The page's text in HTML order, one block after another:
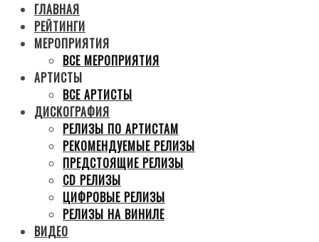
ГЛАВНАЯ
РЕЙТИНГИ
МЕРОПРИЯТИЯ
ВСЕ МЕРОПРИЯТИЯ
АРТИСТЫ
ВСЕ АРТИСТЫ
ДИСКОГРАФИЯ
РЕЛИЗЫ ПО АРТИСТАМ
РЕКОМЕНДУЕМЫЕ РЕЛИЗЫ
ПРЕДСТОЯЩИЕ РЕЛИЗЫ
CD РЕЛИЗЫ
ЦИФРОВЫЕ РЕЛИЗЫ
РЕЛИЗЫ НА ВИНИЛЕ
ВИДЕО